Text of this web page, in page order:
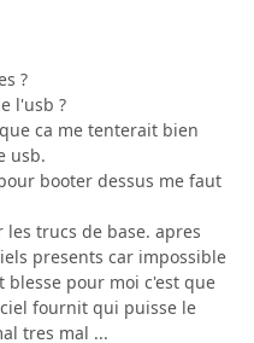
?
l'usb ?
ca me tenterait bien
usb.
booter dessus me faut
trucs de base. apres
presents car impossible
pour moi c'est que
fournit qui puisse le
tres mal ...